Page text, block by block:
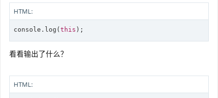
HTML:
console .log(this
看看输出了什么？
HTML: